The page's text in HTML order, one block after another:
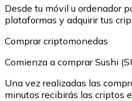
Desde tu móvil u ordenador
plataformas y adquirir tus
Comprar criptomonedas
Comienza a comprar Sushi
Una vez realizadas las
minutos recibirás las criptos